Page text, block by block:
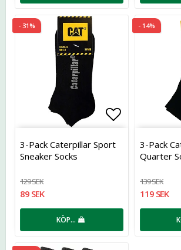
- 31%
Lägg till i
3-Pack Caterpillar Sport
Sneaker Socks
129 SEK
89 SEK
KÖP…
- 14%
3-Pack
Quarter
139 SEK
119 SEK